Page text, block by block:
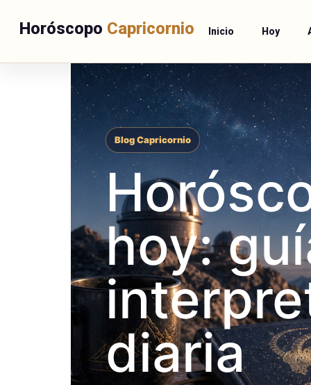
Horóscopo Capricornio Inicio Hoy
Blog Capricornio
hoy:
diaria